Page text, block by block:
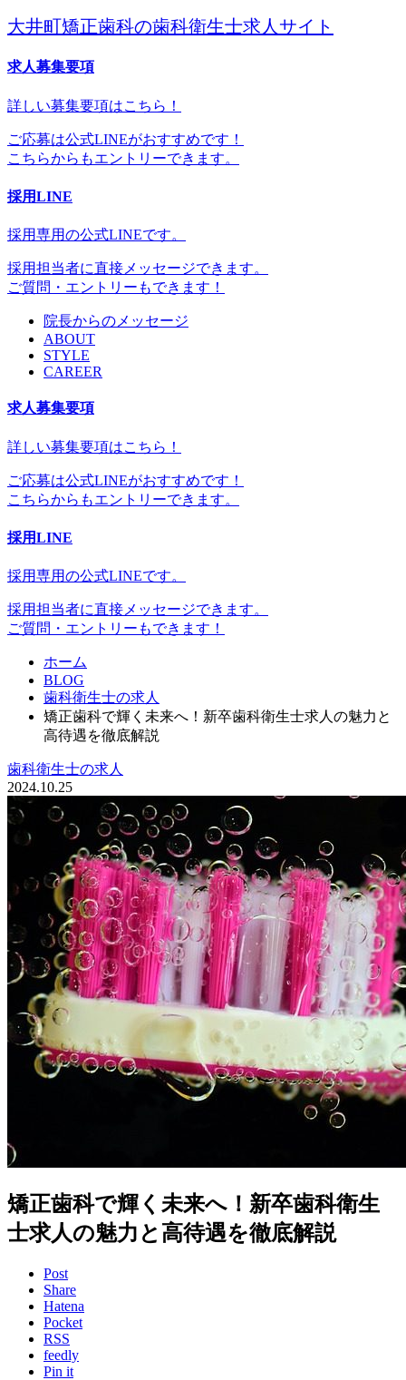
大井町矯正歯科の歯科衛生士求人サイト
求人募集要項
詳しい募集要項はこちら！
ご応募は公式LINEがおすすめです！
こちらからもエントリーできます。
採用LINE
採用専用の公式LINEです。
採用担当者に直接メッセージできます。
ご質問・エントリーもできます！
院長からのメッセージ
ABOUT
STYLE
CAREER
求人募集要項
詳しい募集要項はこちら！
ご応募は公式LINEがおすすめです！
こちらからもエントリーできます。
採用LINE
採用専用の公式LINEです。
採用担当者に直接メッセージできます。
ご質問・エントリーもできます！
ホーム
BLOG
歯科衛生士の求人
矯正歯科で輝く未来へ！新卒歯科衛生士求人の魅力と
高待遇を徹底解説
歯科衛生士の求人
2024.10.25
矯正歯科で輝く未来へ！新卒歯科衛生
士求人の魅力と高待遇を徹底解説
Post
Share
Hatena
Pocket
RSS
feedly
Pin it